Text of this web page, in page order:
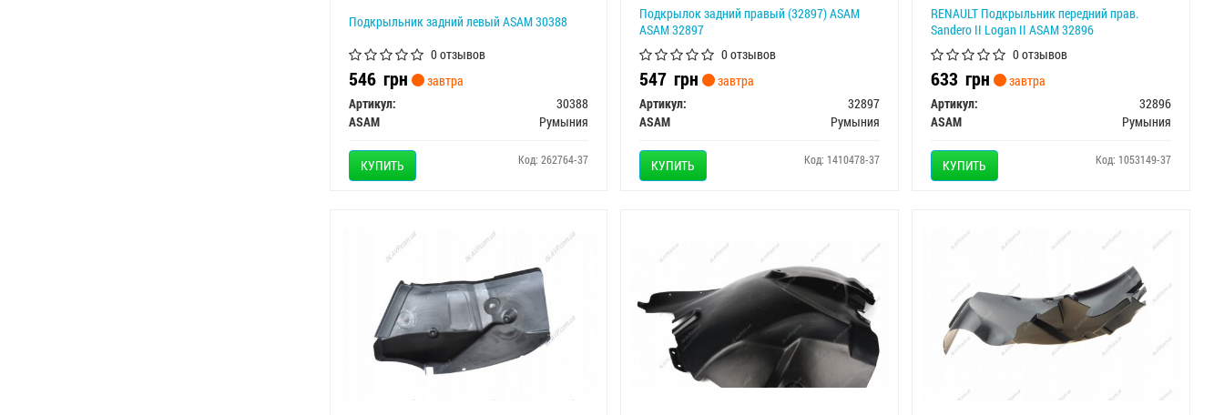
Подкрыльник задний левый ASAM 30388
0 отзывов
546 грн
завтра
Артикул:
30388
ASAM
Румыния
КУПИТЬ Код: 262764-37
Подкрылок задний правый (32897) ASAM
ASAM 32897
0 отзывов
547грн
завтра
Артикул:
32897
ASAM
Румыния
КУПИТЬ Код: 1410478-37
RENAULT Подкрыльник передний прав.
Sandero II Logan II ASAM 32896
0 отзывов
633грн
завтра
Артикул:
32896
ASAM
Румыния
КУПИТЬ Код: 1053149-37